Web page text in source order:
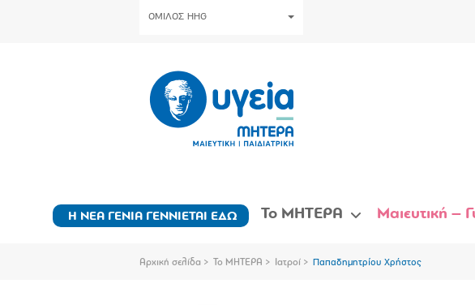
ΟΜΙΛΟΣ HHG
Η ΝΕΑ ΓΕΝΙΑ ΓΕΝΝΙΕΤΑΙ ΕΔΩ Το ΜΗΤΕΡΑ Μαιευτική –
Αρχική σελίδα Το ΜΗΤΕΡΑ Ιατροί Παπαδημητρίου Χρήστος